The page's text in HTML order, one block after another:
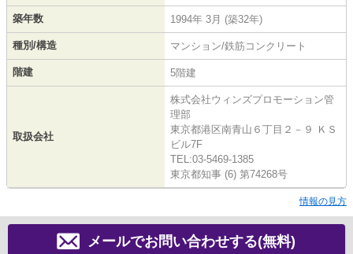
築年数 1994年 3月 (築32年)
種別/構造 マンション/鉄筋コンクリート
階建 5階建
取扱会社
株式会社ウィンズプロモーション管
理部
東京都港区南青山６丁目２－９ ＫＳ
ビル7F
TEL:03-5469-1385
東京都知事 (6) 第74268号
情報の見方
メールでお問い合わせする(無料)